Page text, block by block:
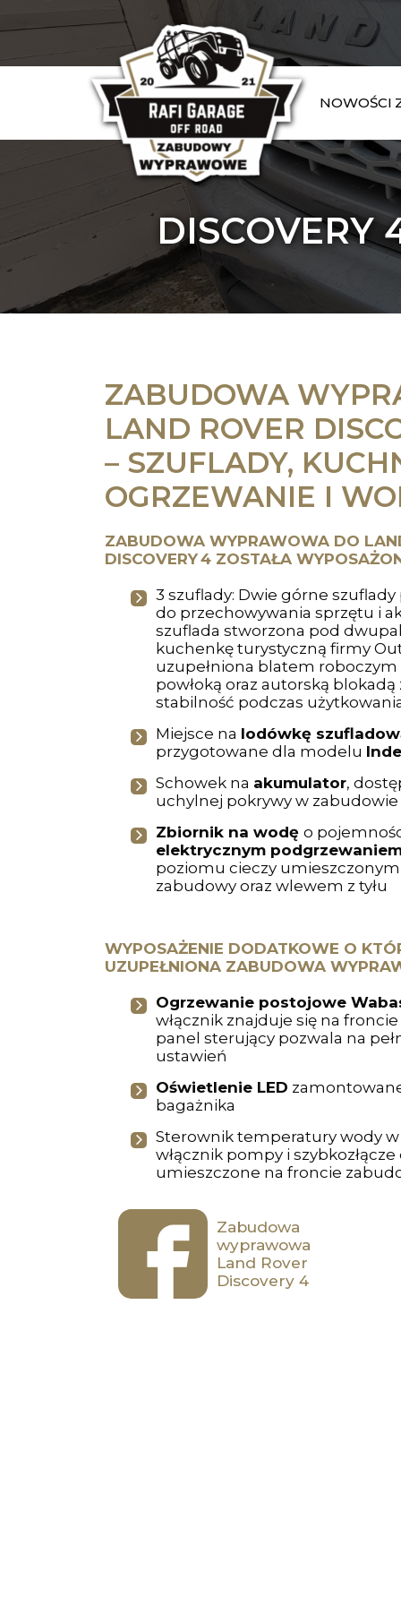
NOWOŚCI
DISCOVERY
ZABUDOWA
LAND ROVER
– SZUFLADY,
OGRZEWANIE I
ZABUDOWA WYPRAWOWA DO
DISCOVERY 4 ZOSTAŁA
3 szuflady: Dwie górne
do przechowywania sprzętu i
szuflada stworzona pod
kuchenkę turystyczną firmy
uzupełniona blatem
powłoką oraz autorską
stabilność podczas
Miejsce na lodówkę
przygotowane dla modelu
Schowek na akumulator,
uchylnej pokrywy w zabudowie
Zbiornik na wodę o
elektrycznym
poziomu cieczy
zabudowy oraz wlewem z tyłu
WYPOSAŻENIE DODATKOWE O
UZUPEŁNIONA ZABUDOWA
Ogrzewanie postojowe
włącznik znajduje się na
panel sterujący pozwala na
ustawień
Oświetlenie LED
bagażnika
Sterownik temperatury wody
włącznik pompy i
umieszczone na froncie
Zabudowa
wyprawowa
Land Rover
Discovery 4